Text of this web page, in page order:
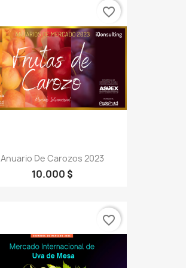
Anuario De Carozos 2023
10.000 $
favorite_border
favorite_border